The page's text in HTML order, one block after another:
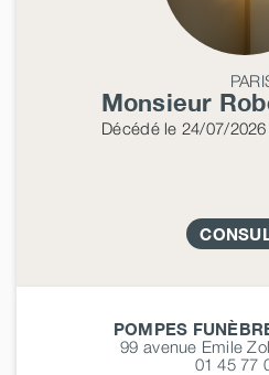
Monsieur
Décédéle 24/07/2026
POMPES
99 avenue Emile
01 45 77